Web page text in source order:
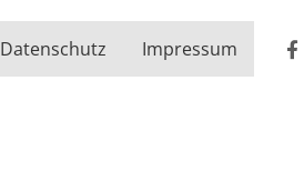
Datenschutz Impressum